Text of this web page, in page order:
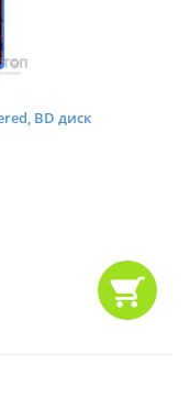
BD диск